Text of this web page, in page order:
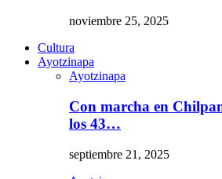
noviembre 25, 2025
Cultura
Ayotzinapa
Ayotzinapa
Con marcha en
los 43…
septiembre 21, 2025